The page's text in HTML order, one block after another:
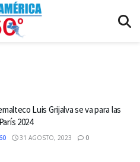
Luis Grijalva se va para las
2024
31 AGOSTO, 2023 0